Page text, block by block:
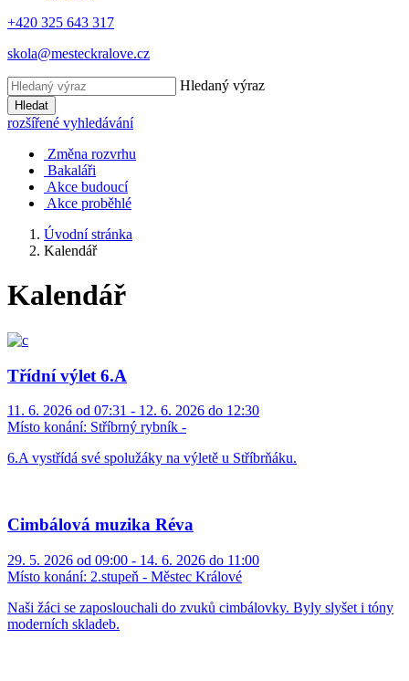
+420 325 643 317
skola@mesteckralove.cz
Hledaný výraz
Hledat
rozšířené vyhledávání
Změna rozvrhu
Bakaláři
Akce budoucí
Akce proběhlé
Úvodní stránka
Kalendář
Kalendář
Třídní výlet 6.A
11. 6. 2026 od 07:31 - 12. 6. 2026 do 12:30
Místo konání: Stříbrný rybník -
6.A vystřídá své spolužáky na výletě u Stříbrňáku.
Cimbálová muzika Réva
29. 5. 2026 od 09:00 - 14. 6. 2026 do 11:00
Místo konání: 2.stupeň - Městec Králové
Naši žáci se zaposlouchali do zvuků cimbálovky. Byly slyšet i tóny
moderních skladeb.